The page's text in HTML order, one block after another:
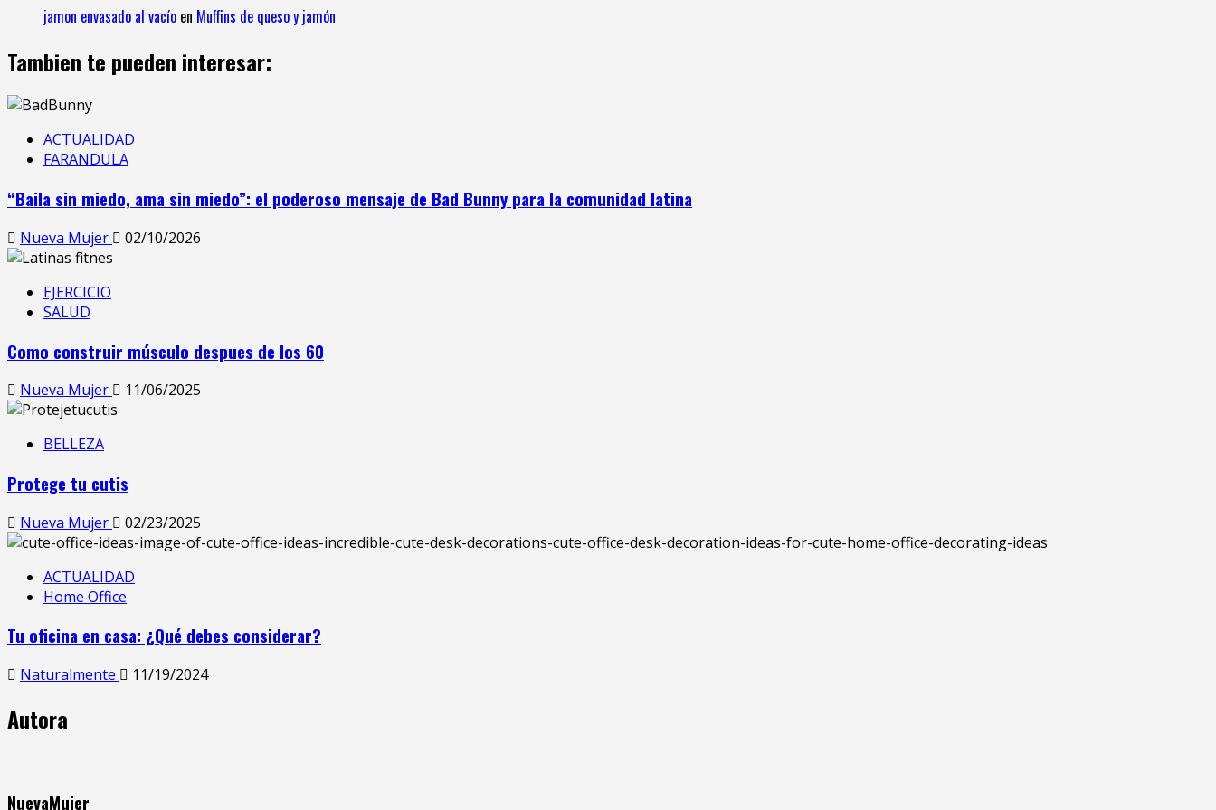
jamon envasado al vacío en Muffins de queso y jamón
Tambien te pueden interesar:
ACTUALIDAD
FARANDULA
“Baila sin miedo, ama sin miedo”: el poderoso mensaje de Bad Bunny para la comunidad latina
Nueva Mujer 02/10/2026
EJERCICIO
SALUD
Como construir músculo despues de los 60
Nueva Mujer 11/06/2025
BELLEZA
Protege tu cutis
Nueva Mujer 02/23/2025
ACTUALIDAD
Home Office
Tu oficina en casa: ¿Qué debes considerar?
Naturalmente 11/19/2024
Autora
NuevaMujer